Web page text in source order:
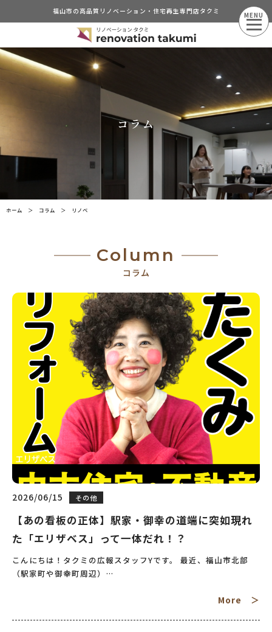
福山市の高品質リノベーション・住宅再生専門店タクミ MENU
コラム
ホーム ＞ コラム ＞ リノベ
Column
コラム
2026/06/15 その他
【あの看板の正体】駅家・御幸の道端に突如現れ
た「エリザベス」って一体だれ！？
こんにちは！タクミの広報スタッフYです。 最近、福山市北部
（駅家町や御幸町周辺）…
More ＞